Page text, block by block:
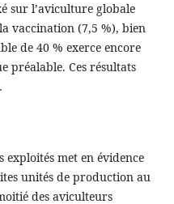
sur l’aviculture globale
vaccination (7,5 %), bien
de 40 % exerce encore
préalable. Ces résultats
exploités met en évidence
unités de production au
des aviculteurs